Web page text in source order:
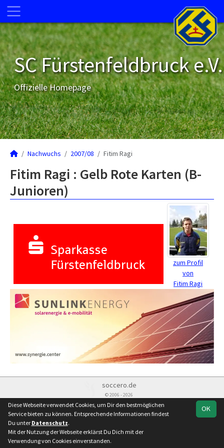
SC Fürstenfeldbruck e.V.
Offizielle Homepage
Nachwuchs 2007/08 Fitim Ragi
Fitim Ragi : Gelb Rote Karten (B-
Junioren)
zum Profil
von
Fitim Ragi
soccero.de
© 2006 - 2026
Besucherstatistik Kontakt Impressum Datenschutz OK
Diese Webseite verwendet Cookies, um Dir den bestmöglichen
Service bieten zu können. Entsprechende Informationen findest
Du unter Datenschutz.
Mit der Nutzung der Webseite erklärst Du Dich mit der
Verwendung von Cookies einverstanden.